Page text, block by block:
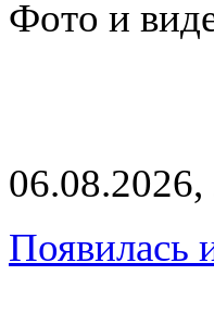
Фото и
06.08.2026,
Появилась